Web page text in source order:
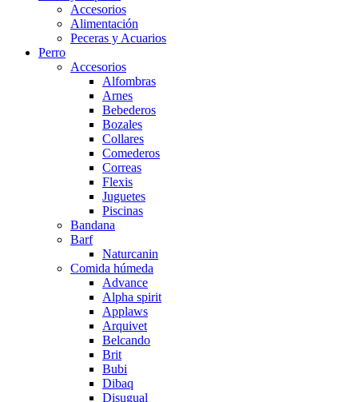
Accesorios
Alimentación
Peceras y Acuarios
Perro
Accesorios
Alfombras
Arnes
Bebederos
Bozales
Collares
Comederos
Correas
Flexis
Juguetes
Piscinas
Bandana
Barf
Naturcanin
Comida húmeda
Advance
Alpha spirit
Applaws
Arquivet
Belcando
Brit
Bubi
Dibaq
Disugual